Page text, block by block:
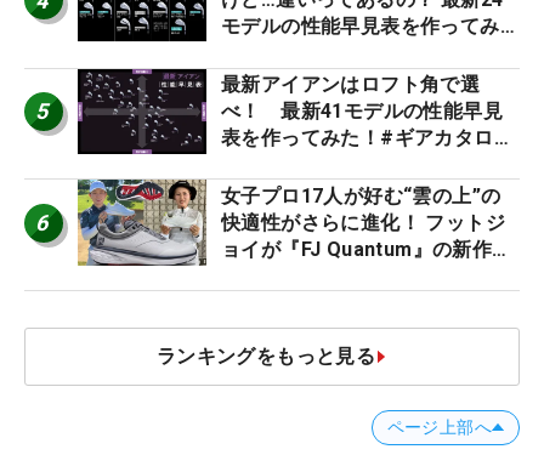
モデルの性能早見表を作ってみ
5
最新アイアンはロフト角で選
べ！ 最新41モデルの性能早見
表を作ってみた！#ギアカタログ
6
女子プロ17人が好む“雲の上”の
快適性がさらに進化！ フットジ
ョイが『FJ Quantum』の新作を
ランキングをもっと見る
ページ上部へ